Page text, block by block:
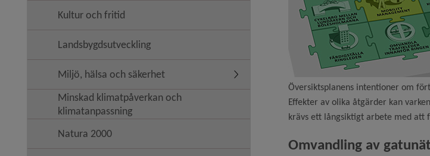
Kultur och fritid
Landsbygdsutveckling
Miljö, hälsa och säkerhet Undermeny för Miljö, hälsa och säkerhet
Minskad klimatpåverkan och
klimatanpassning
Natura 2000
Översiktsplanens intentioner om
Effekter av olika åtgärder kan
krävs ett långsiktigt arbete med att
Omvandling av